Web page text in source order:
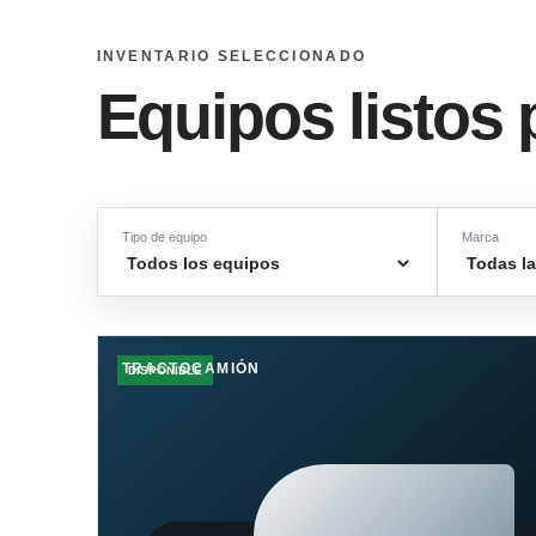
INVENTARIO SELECCIONADO
Equipos listos
Tipo de equipo Marca
DISPONIBLE
TRACTOCAMIÓN